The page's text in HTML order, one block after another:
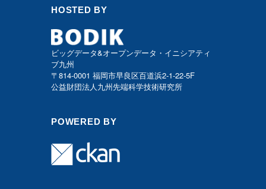
HOSTED BY
ビッグデータ&オープンデータ・イニシアティ
ブ九州
〒814-0001 福岡市早良区百道浜2-1-22-5F
公益財団法人九州先端科学技術研究所
POWERED BY